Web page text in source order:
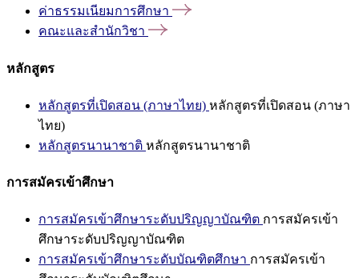
ค่าธรรมเนียมการศึกษา
คณะและสำนักวิชา
หลักสูตร
หลักสูตรที่เปิดสอน (ภาษาไทย) หลักสูตรที่เปิดสอน (ภาษา
ไทย)
หลักสูตรนานาชาติ หลักสูตรนานาชาติ
การสมัครเข้าศึกษา
การสมัครเข้าศึกษาระดับปริญญาบัณฑิต การสมัครเข้า
ศึกษาระดับปริญญาบัณฑิต
การสมัครเข้าศึกษาระดับบัณฑิตศึกษา การสมัครเข้า